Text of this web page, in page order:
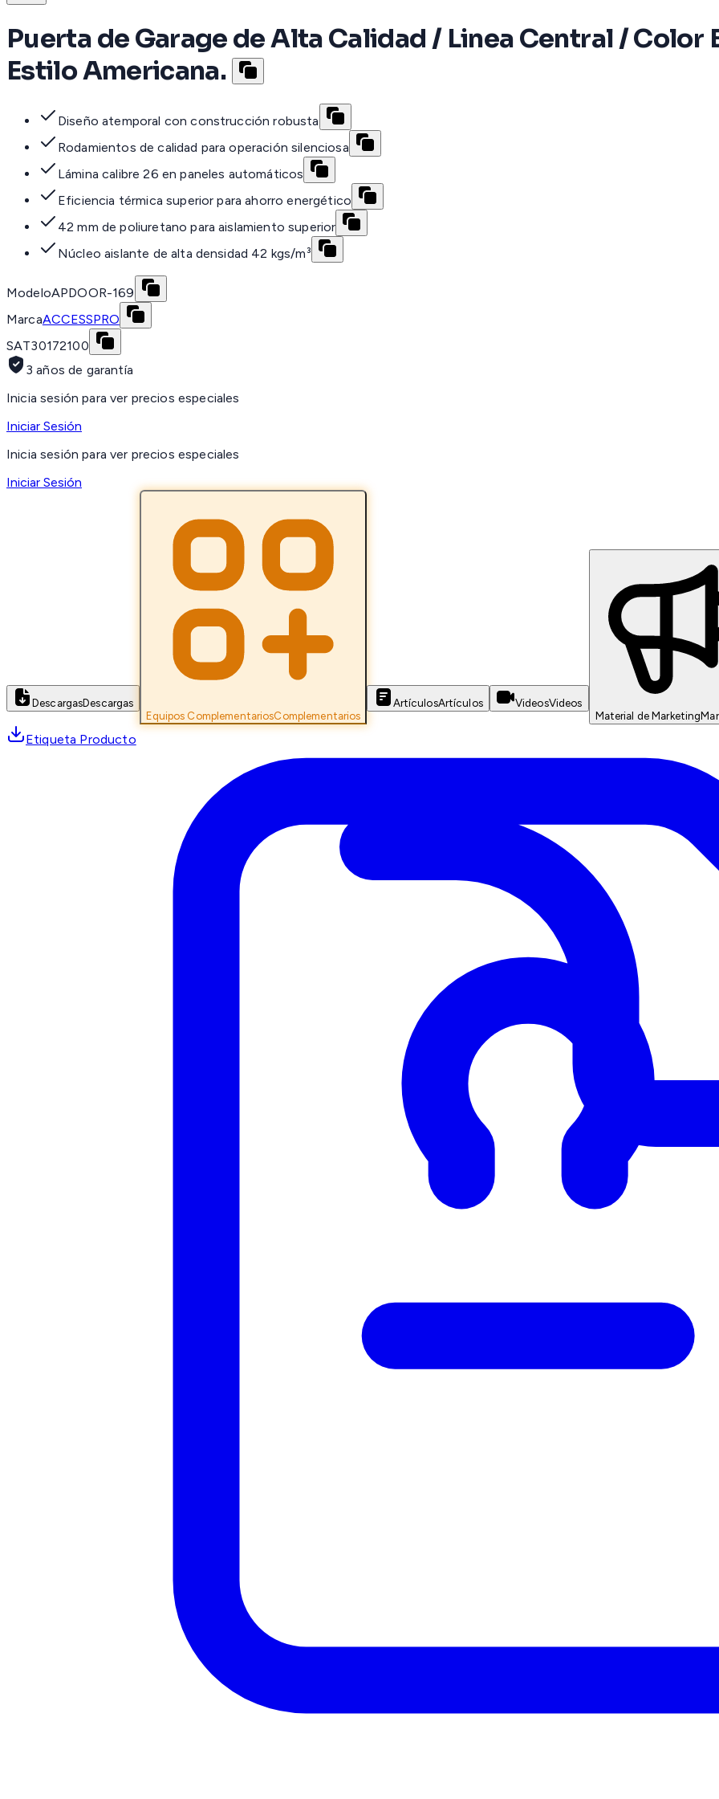
Puerta de Garage de Alta Calidad / Linea Central / Color
Estilo Americana.
Diseño atemporal con construcción robusta
Rodamientos de calidad para operación silenciosa
Lámina calibre 26 en paneles automáticos
Eficiencia térmica superior para ahorro energético
42 mm de poliuretano para aislamiento superior
Núcleo aislante de alta densidad 42 kgs/m³
ModeloAPDOOR-169
MarcaACCESSPRO
SAT30172100
3 años de garantía
Inicia sesión para ver precios especiales
Iniciar Sesión
Inicia sesión para ver precios especiales
Iniciar Sesión
DescargasDescargas
Equipos ComplementariosComplementarios
ArtículosArtículos VideosVideos
Material de Marketing
Etiqueta Producto